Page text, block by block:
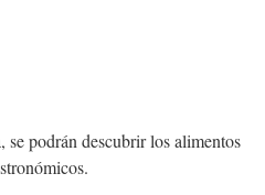
podrán descubrir los alimentos